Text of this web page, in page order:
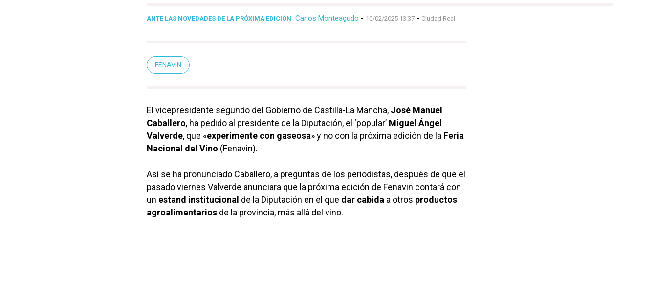
ANTE LAS NOVEDADES DE LA PRÓXIMA EDICIÓN Carlos Monteagudo - 10/02/2025 13:37 - Ciudad Real
FENAVIN
El vicepresidente segundo del Gobierno de Castilla-La Mancha, José Manuel
Caballero, ha pedido al presidente de la Diputación, el ‘popular’ Miguel Ángel
Valverde, que «experimente con gaseosa» y no con la próxima edición de la Feria
Nacional del Vino (Fenavin).
Así se ha pronunciado Caballero, a preguntas de los periodistas, después de que el
pasado viernes Valverde anunciara que la próxima edición de Fenavin contará con
un estand institucional de la Diputación en el que dar cabida a otros productos
agroalimentarios de la provincia, más allá del vino.